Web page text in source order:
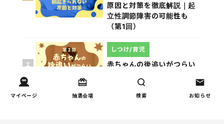
マイページ 抽選会場 検索 お知らせ
原因と対策を徹底解説｜起
立性調節障害の可能性も
（第1回）
2
赤ちゃんの後追いがつらい
（第2回）
しつけ/育児